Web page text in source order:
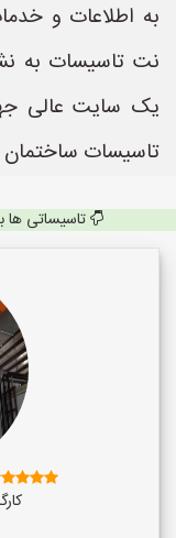
به اطلاعات و
یک سایت عالی
تاسیسات
تاسیساتی